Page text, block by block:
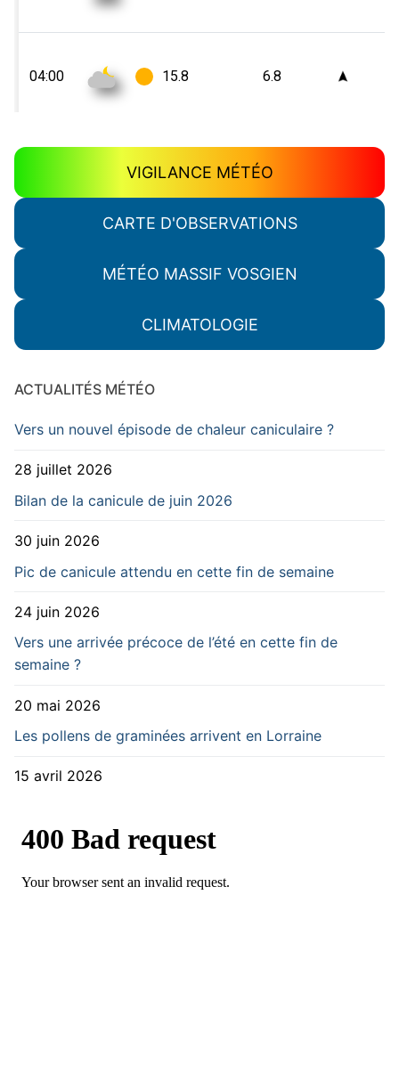
VIGILANCE MÉTÉO
CARTE D'OBSERVATIONS
MÉTÉO MASSIF VOSGIEN
CLIMATOLOGIE
ACTUALITÉS MÉTÉO
Vers un nouvel épisode de chaleur caniculaire ?
28 juillet 2026
Bilan de la canicule de juin 2026
30 juin 2026
Pic de canicule attendu en cette fin de semaine
24 juin 2026
Vers une arrivée précoce de l’été en cette fin de
semaine ?
20 mai 2026
Les pollens de graminées arrivent en Lorraine
15 avril 2026